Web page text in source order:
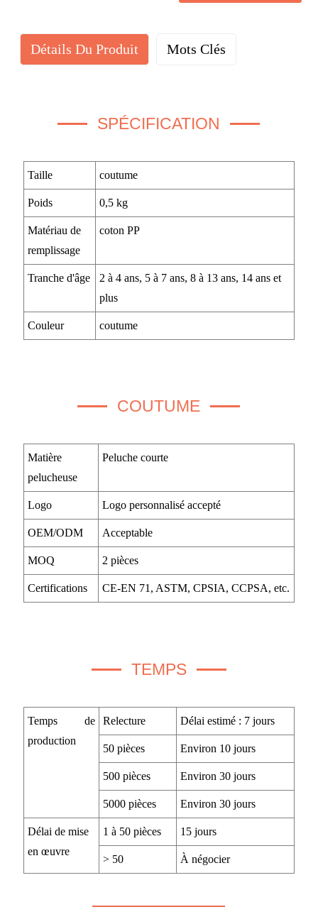
Détails Du Produit Mots Clés
SPÉCIFICATION
Taille coutume
Poids 0,5 kg
Matériau de
remplissage
coton PP
Tranche d'âge
2 à 4 ans, 5 à 7 ans, 8 à 13 ans, 14 ans et
plus
Couleur coutume
COUTUME
Matière
pelucheuse
Peluche courte
Logo Logo personnalisé accepté
OEM/ODM Acceptable
MOQ 2 pièces
Certifications CE-EN 71, ASTM, CPSIA, CCPSA, etc.
TEMPS
Temps de
production
Relecture Délai estimé : 7 jours
50 pièces Environ 10 jours
500 pièces Environ 30 jours
5000 pièces Environ 30 jours
Délai de mise
en œuvre
1 à 50 pièces 15 jours
> 50 À négocier